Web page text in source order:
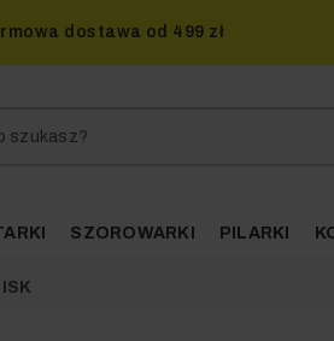
dostawa od 499 zł
SZOROWARKI PILARKI